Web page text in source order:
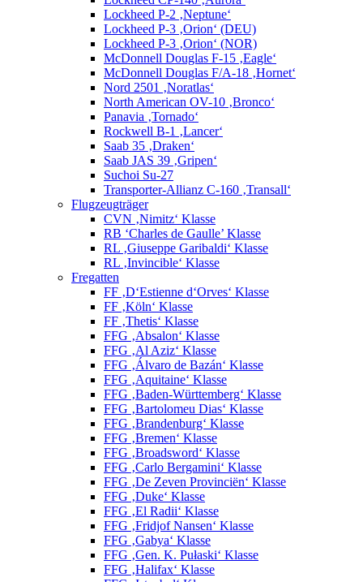
Lockheed P-2 ‚Neptune‘
Lockheed P-3 ‚Orion‘ (DEU)
Lockheed P-3 ‚Orion‘ (NOR)
McDonnell Douglas F-15 ‚Eagle‘
McDonnell Douglas F/A-18 ‚Hornet‘
Nord 2501 ‚Noratlas‘
North American OV-10 ‚Bronco‘
Panavia ‚Tornado‘
Rockwell B-1 ‚Lancer‘
Saab 35 ‚Draken‘
Saab JAS 39 ‚Gripen‘
Suchoi Su-27
Transporter-Allianz C-160 ‚Transall‘
Flugzeugträger
CVN ‚Nimitz‘ Klasse
RB ‘Charles de Gaulle’ Klasse
RL ‚Giuseppe Garibaldi‘ Klasse
RL ‚Invincible‘ Klasse
Fregatten
FF ‚D‘Estienne d‘Orves‘ Klasse
FF ‚Köln‘ Klasse
FF ‚Thetis‘ Klasse
FFG ‚Absalon‘ Klasse
FFG ‚Al Aziz‘ Klasse
FFG ‚Álvaro de Bazán‘ Klasse
FFG ‚Aquitaine‘ Klasse
FFG ‚Baden-Württemberg‘ Klasse
FFG ‚Bartolomeu Dias‘ Klasse
FFG ‚Brandenburg‘ Klasse
FFG ‚Bremen‘ Klasse
FFG ‚Broadsword‘ Klasse
FFG ‚Carlo Bergamini‘ Klasse
FFG ‚De Zeven Provinciën‘ Klasse
FFG ‚Duke‘ Klasse
FFG ‚El Radii‘ Klasse
FFG ‚Fridjof Nansen‘ Klasse
FFG ‚Gabya‘ Klasse
FFG ‚Gen. K. Pułaski‘ Klasse
FFG ‚Halifax‘ Klasse